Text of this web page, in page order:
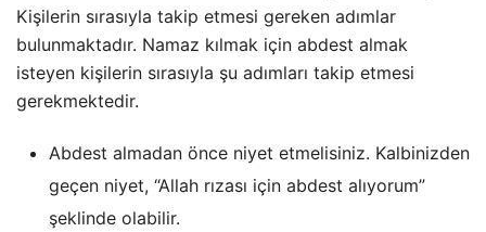
Kişilerin sırasıyla takip etmesi gereken adımlar
bulunmaktadır. Namaz kılmak için abdest almak
isteyen kişilerin sırasıyla şu adımları takip etmesi
gerekmektedir.
Abdest almadan önce niyet etmelisiniz. Kalbinizden
geçen niyet, “Allah rızası için abdest alıyorum”
şeklinde olabilir.